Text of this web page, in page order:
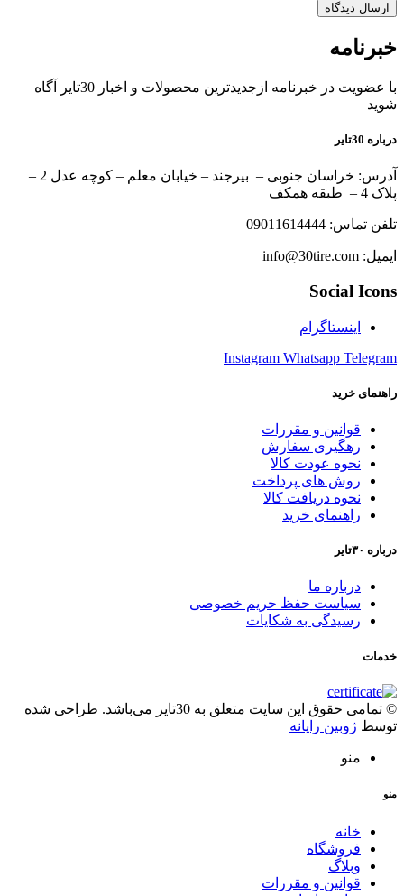
ارسال دیدگاه
خبرنامه
با عضویت در خبرنامه ازجدیدترین محصولات و اخبار 30تایر آگاه
شوید
درباره 30تایر
آدرس: خراسان جنوبی – بیرجند – خیابان معلم – کوچه عدل 2 –
پلاک 4 – طبقه همکف
تلفن تماس: 09011614444
ایمیل: info@30tire.com
Social Icons
اینستاگرام
Instagram Whatsapp Telegram
راهنمای خرید
قوانین و مقررات
رهگیری سفارش
نحوه عودت کالا
روش های پرداخت
نحوه دریافت کالا
راهنمای خرید
درباره ۳۰تایر
درباره ما
سیاست حفظ حریم خصوصی
رسیدگی به شکایات
خدمات
© تمامی حقوق این سایت متعلق به 30تایر می‌باشد. طراحی شده
توسط ژوبین رایانه
منو
منو
خانه
فروشگاه
وبلاگ
قوانین و مقررات